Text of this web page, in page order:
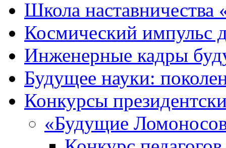
Школа
Космический импульс
Инженерные кадры
Будущее науки:
Конкурсы
«Будущие